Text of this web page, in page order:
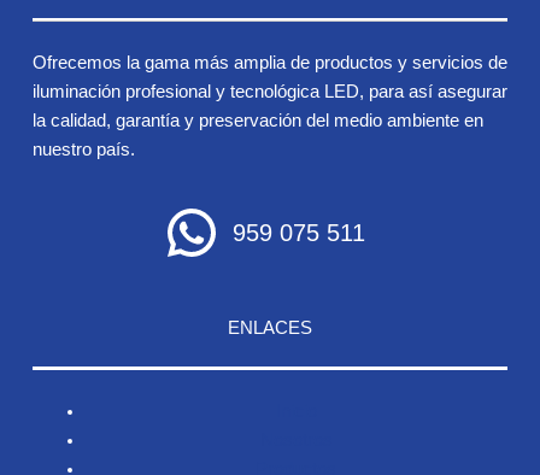
Ofrecemos la gama más amplia de productos y servicios de
iluminación profesional y tecnológica LED, para así asegurar
la calidad, garantía y preservación del medio ambiente en
nuestro país.
959 075 511
ENLACES